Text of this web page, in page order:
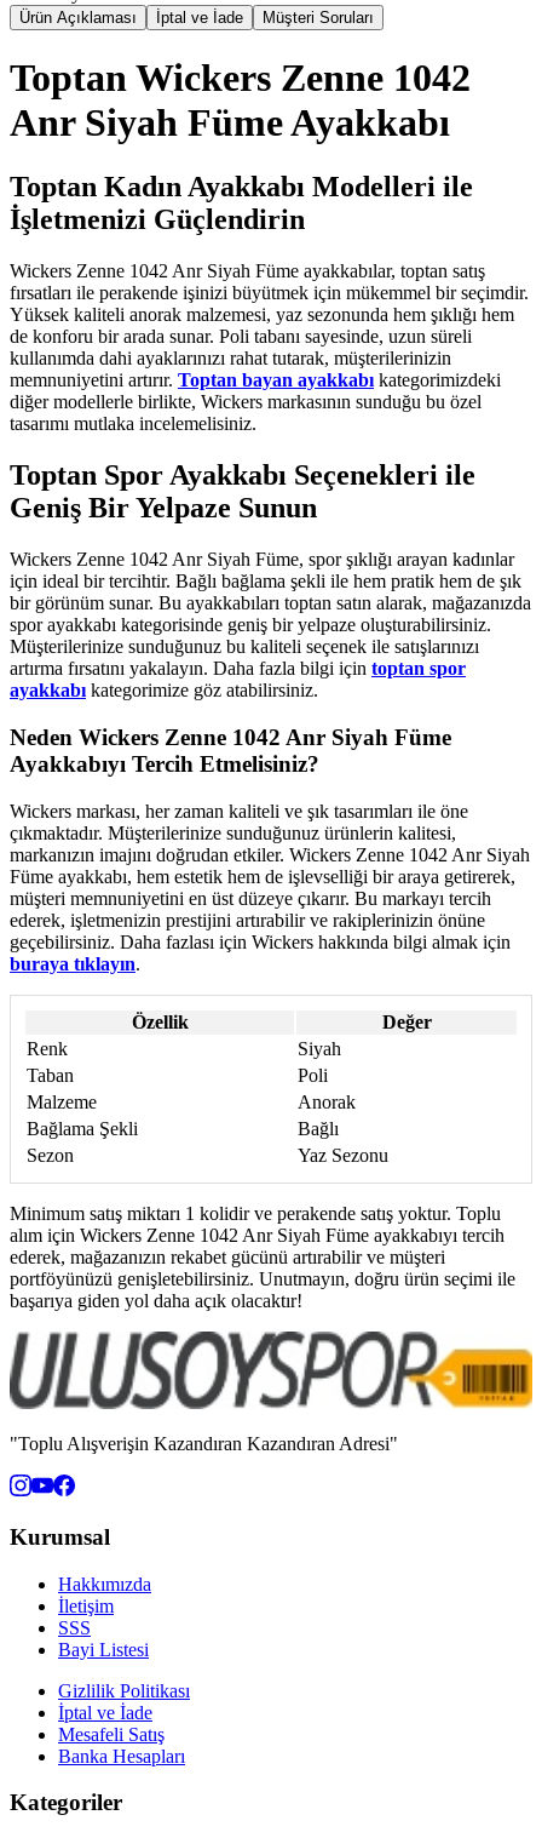
Ürün Açıklaması İptal ve İade Müşteri Soruları
Toptan Wickers Zenne 1042
Anr Siyah Füme Ayakkabı
Toptan Kadın Ayakkabı Modelleri ile
İşletmenizi Güçlendirin
Wickers Zenne 1042 Anr Siyah Füme ayakkabılar, toptan satış
fırsatları ile perakende işinizi büyütmek için mükemmel bir seçimdir.
Yüksek kaliteli anorak malzemesi, yaz sezonunda hem şıklığı hem
de konforu bir arada sunar. Poli tabanı sayesinde, uzun süreli
kullanımda dahi ayaklarınızı rahat tutarak, müşterilerinizin
memnuniyetini artırır. Toptan bayan ayakkabı kategorimizdeki
diğer modellerle birlikte, Wickers markasının sunduğu bu özel
tasarımı mutlaka incelemelisiniz.
Toptan Spor Ayakkabı Seçenekleri ile
Geniş Bir Yelpaze Sunun
Wickers Zenne 1042 Anr Siyah Füme, spor şıklığı arayan kadınlar
için ideal bir tercihtir. Bağlı bağlama şekli ile hem pratik hem de şık
bir görünüm sunar. Bu ayakkabıları toptan satın alarak, mağazanızda
spor ayakkabı kategorisinde geniş bir yelpaze oluşturabilirsiniz.
Müşterilerinize sunduğunuz bu kaliteli seçenek ile satışlarınızı
artırma fırsatını yakalayın. Daha fazla bilgi için toptan spor
ayakkabı kategorimize göz atabilirsiniz.
Neden Wickers Zenne 1042 Anr Siyah Füme
Ayakkabıyı Tercih Etmelisiniz?
Wickers markası, her zaman kaliteli ve şık tasarımları ile öne
çıkmaktadır. Müşterilerinize sunduğunuz ürünlerin kalitesi,
markanızın imajını doğrudan etkiler. Wickers Zenne 1042 Anr Siyah
Füme ayakkabı, hem estetik hem de işlevselliği bir araya getirerek,
müşteri memnuniyetini en üst düzeye çıkarır. Bu markayı tercih
ederek, işletmenizin prestijini artırabilir ve rakiplerinizin önüne
geçebilirsiniz. Daha fazlası için Wickers hakkında bilgi almak için
buraya tıklayın.
Özellik
Değer
Renk
Siyah
Taban
Poli
Malzeme
Anorak
Bağlama Şekli
Bağlı
Sezon
Yaz Sezonu
Minimum satış miktarı 1 kolidir ve perakende satış yoktur. Toplu
alım için Wickers Zenne 1042 Anr Siyah Füme ayakkabıyı tercih
ederek, mağazanızın rekabet gücünü artırabilir ve müşteri
portföyünüzü genişletebilirsiniz. Unutmayın, doğru ürün seçimi ile
başarıya giden yol daha açık olacaktır!
"Toplu Alışverişin Kazandıran Kazandıran Adresi"
Kurumsal
Hakkımızda
İletişim
SSS
Bayi Listesi
Gizlilik Politikası
İptal ve İade
Mesafeli Satış
Banka Hesapları
Kategoriler